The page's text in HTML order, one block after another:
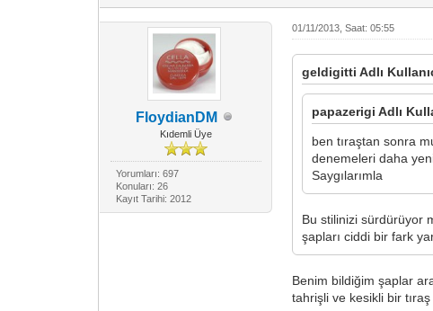
FloydianDM
Kıdemli Üye
Yorumları: 697
Konuları: 26
Kayıt Tarihi: 2012
01/11/2013, Saat: 05:55
geldigitti Adlı
papazerigi Adlı
ben tıraştan sonra
denemeleri daha
Saygılarımla
Bu stilinizi sürdürüyor
şapları ciddi bir fark
Benim bildiğim şaplar
tahrişli ve kesikli bir